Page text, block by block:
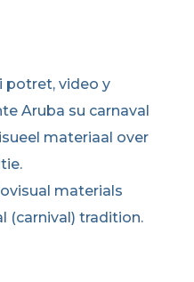
potret, video y
Aruba su carnaval
materiaal over
materials
(carnival) tradition.